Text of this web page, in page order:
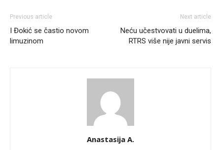
Previous article
I Đokić se častio novom
limuzinom
Next article
Neću učestvovati u duelima,
RTRS više nije javni servis
Anastasija A.